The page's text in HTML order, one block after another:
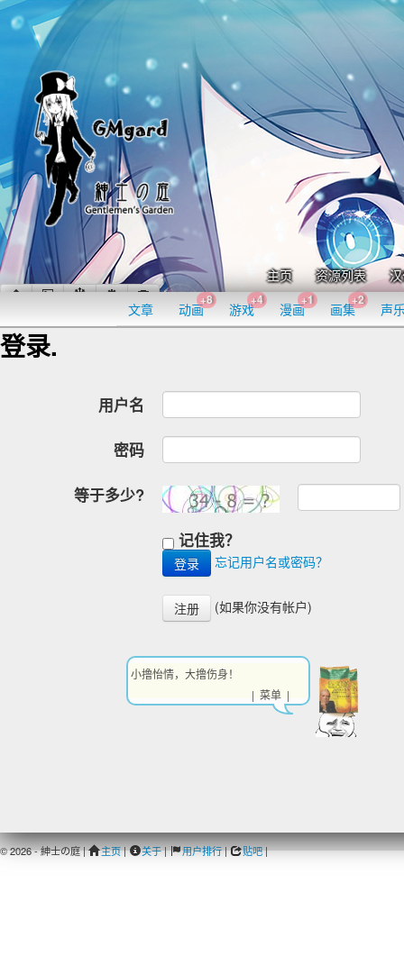
主页 资源列表
文章 动画
+8
游戏
+4
漫画
+1
画集
+2
声
登录.
用户名
密码
等于多少?
记住我？
忘记用户名或密码？
注册 (如果你没有帐户)
© 2026 - 紳士の庭 | 主页| 关于| 用户排行| 贴吧|
小撸怡情，大撸伤身！
| 菜单 |